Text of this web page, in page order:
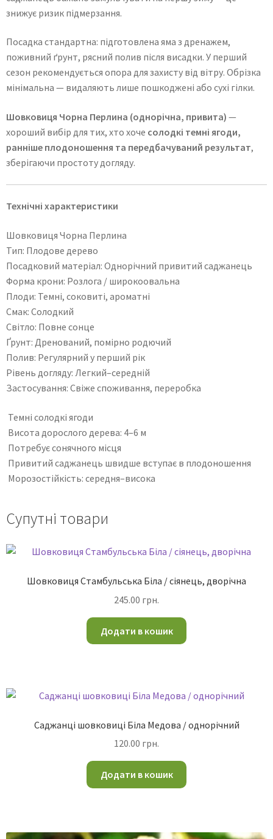
знижує ризик підмерзання.
Посадка стандартна: підготовлена яма з дренажем,
поживний ґрунт, рясний полив після висадки. У перший
сезон рекомендується опора для захисту від вітру. Обрізка
мінімальна — видаляють лише пошкоджені або сухі гілки.
Шовковиця Чорна Перлина (однорічна, привита) —
хороший вибір для тих, хто хоче солодкі темні ягоди,
ранніше плодоношення та передбачуваний результат,
зберігаючи простоту догляду.
Технічні характеристики
Шовковиця Чорна Перлина
Тип: Плодове дерево
Посадковий матеріал: Однорічний привитий саджанець
Форма крони: Розлога / широкоовальна
Плоди: Темні, соковиті, ароматні
Смак: Солодкий
Світло: Повне сонце
Ґрунт: Дренований, помірно родючий
Полив: Регулярний у перший рік
Рівень догляду: Легкий–середній
Застосування: Свіже споживання, переробка
Темні солодкі ягоди
Висота дорослого дерева: 4–6 м
Потребує сонячного місця
Привитий саджанець швидше вступає в плодоношення
Морозостійкість: середня–висока
Супутні товари
Шовковиця Стамбульська Біла / сіянець, дворічна
245.00 грн.
Додати в кошик
Саджанці шовковиці Біла Медова / однорічний
120.00 грн.
Додати в кошик